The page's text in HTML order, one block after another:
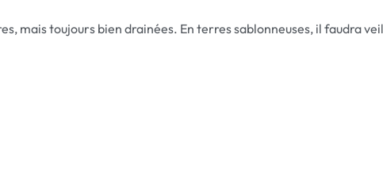
mais toujours bien drainées. En terres sablonneuses, il faudra